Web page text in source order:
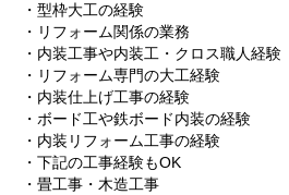
・型枠大工の経験
・リフォーム関係の業務
・内装工事や内装工・クロス職人経験
・リフォーム専門の大工経験
・内装仕上げ工事の経験
・ボード工や鉄ボード内装の経験
・内装リフォーム工事の経験
・下記の工事経験もOK
・畳工事・木造工事